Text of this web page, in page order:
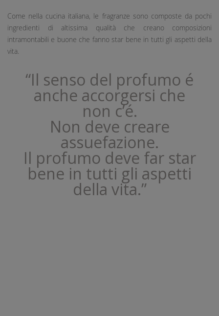
Come nella cucina italiana, le fragranze sono composte da pochi
ingredienti di altissima qualità che creano composizioni
intramontabili e buone che fanno star bene in tutti gli aspetti della
vita.
“Il senso del profumo é
anche accorgersi che
non c’é.
Non deve creare
assuefazione.
Il profumo deve far star
bene in tutti gli aspetti
della vita.”